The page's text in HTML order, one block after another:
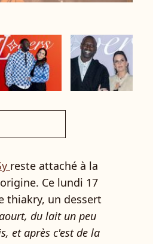
reste attaché à la
Ce lundi 17
thiakry, un dessert
du lait un peu
et après c'est de la